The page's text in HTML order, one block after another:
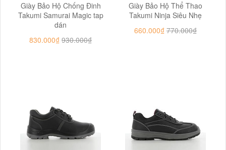
Giày Bảo Hộ Chống Đinh
Takumi Samurai Magic tap
dán
830.000₫ 930.000₫
Giày Bảo Hộ Thể Thao
Takumi Ninja Siêu Nhẹ
660.000₫ 770.000₫